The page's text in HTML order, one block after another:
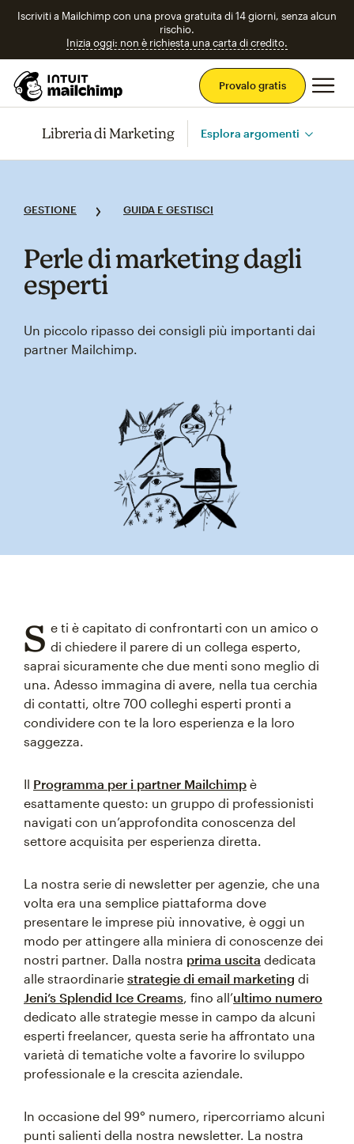
Iscriviti a Mailchimp con una prova gratuita di 14 giorni, senza alcun
rischio.
Inizia oggi: non è richiesta una carta di credito.
Provalo gratis
Libreria di Marketing Esplora argomenti
GESTIONE GUIDA E GESTISCI
Perle di marketing dagli
esperti
Un piccolo ripasso dei consigli più importanti dai
partner Mailchimp.
S e ti è capitato di confrontarti con un amico o
di chiedere il parere di un collega esperto,
saprai sicuramente che due menti sono meglio di
una. Adesso immagina di avere, nella tua cerchia
di contatti, oltre 700 colleghi esperti pronti a
condividere con te la loro esperienza e la loro
saggezza.
Il Programma per i partner Mailchimp è
esattamente questo: un gruppo di professionisti
navigati con un’approfondita conoscenza del
settore acquisita per esperienza diretta.
La nostra serie di newsletter per agenzie, che una
volta era una semplice piattaforma dove
presentare le imprese più innovative, è oggi un
modo per attingere alla miniera di conoscenze dei
nostri partner. Dalla nostra prima uscita dedicata
alle straordinarie strategie di email marketing di
Jeni’s Splendid Ice Creams, fino all’ultimo numero
dedicato alle strategie messe in campo da alcuni
esperti freelancer, questa serie ha affrontato una
varietà di tematiche volte a favorire lo sviluppo
professionale e la crescita aziendale.
In occasione del 99° numero, ripercorriamo alcuni
punti salienti della nostra newsletter. La nostra